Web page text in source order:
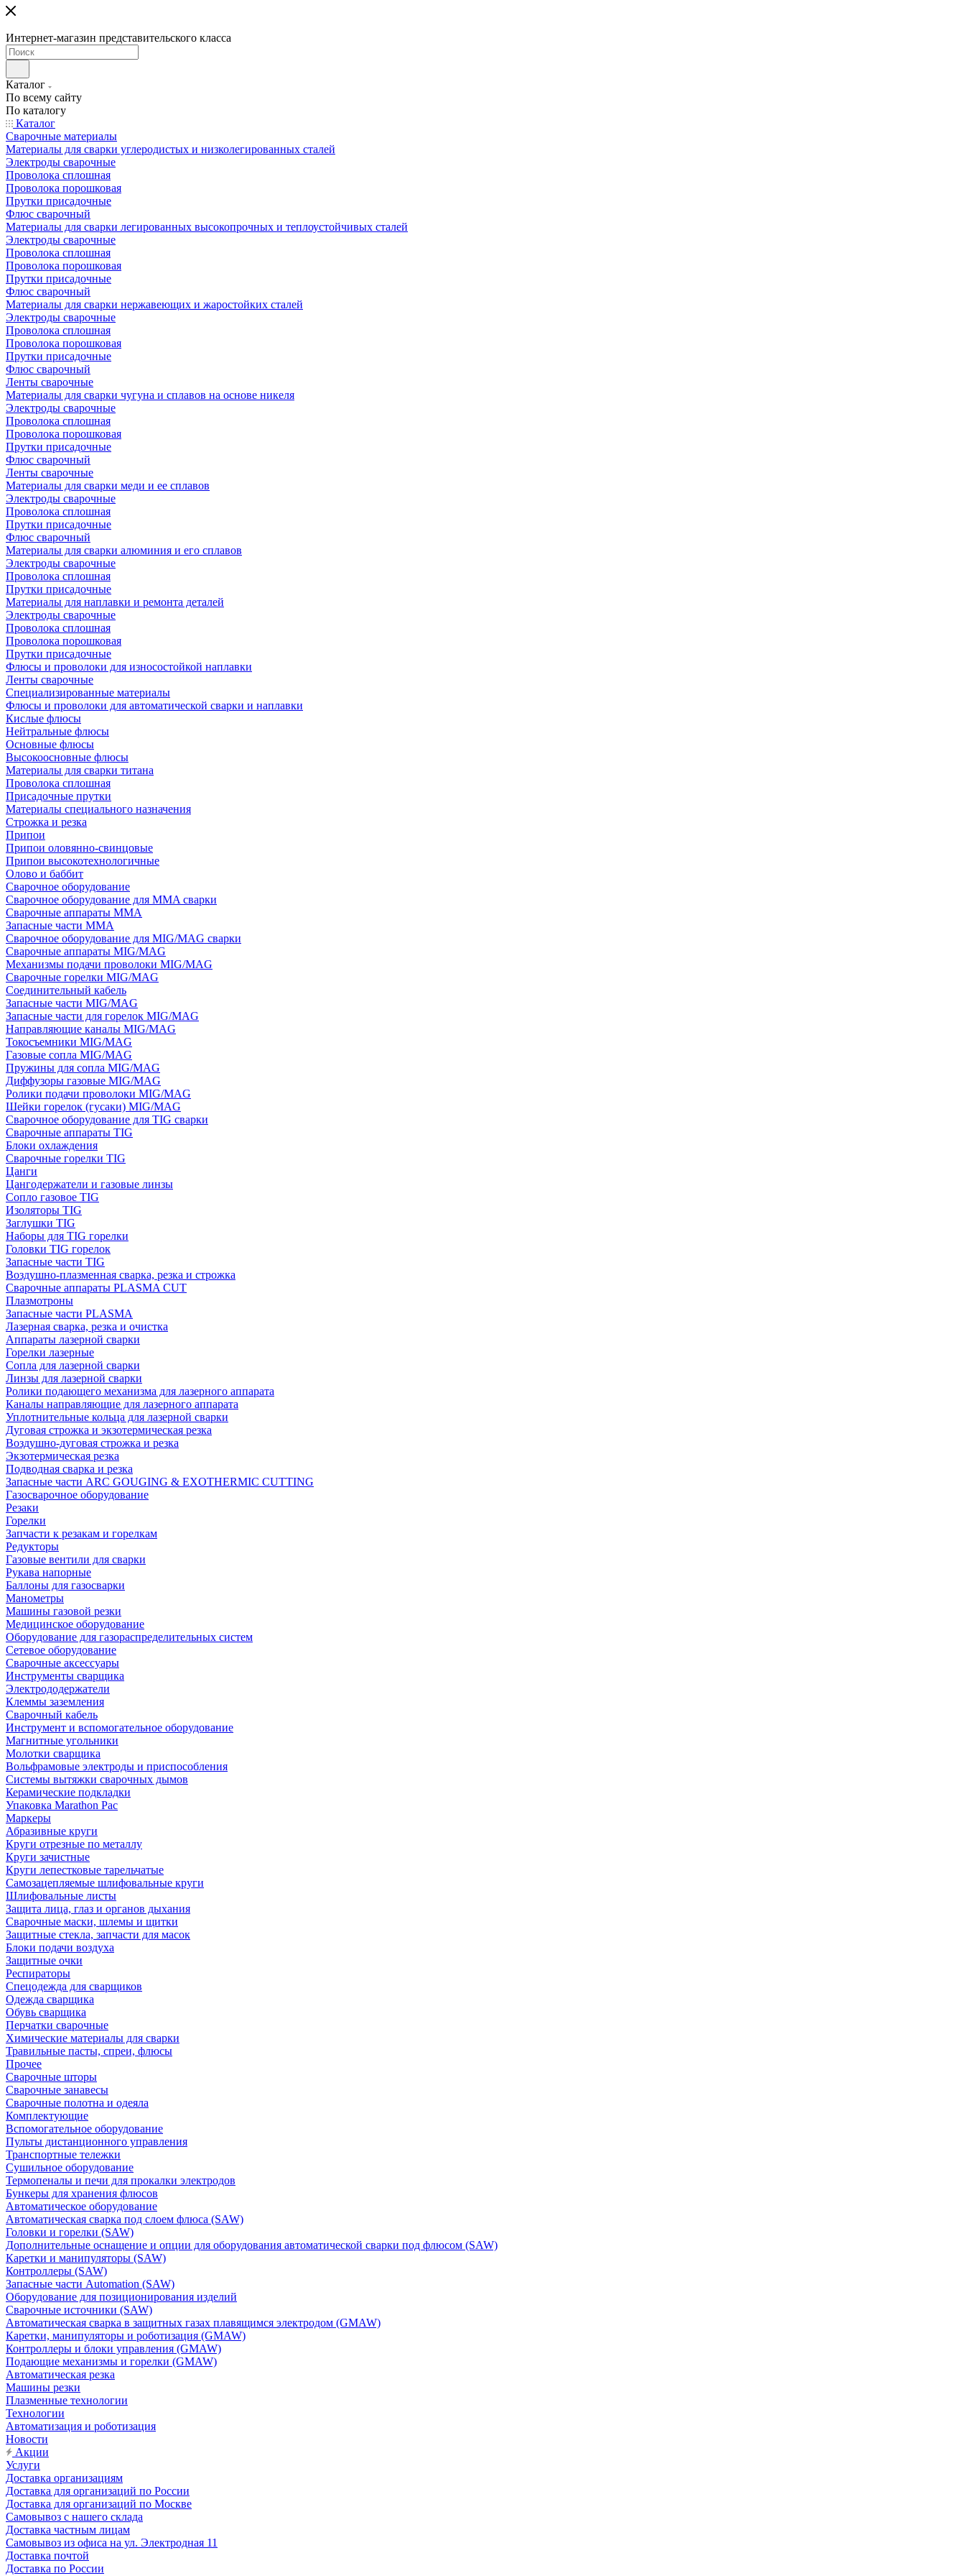
Интернет-магазин представительского класса
Каталог
По всему сайту
По каталогу
Каталог
Сварочные материалы
Материалы для сварки углеродистых и низколегированных сталей
Электроды сварочные
Проволока сплошная
Проволока порошковая
Прутки присадочные
Флюс сварочный
Материалы для сварки легированных высокопрочных и теплоустойчивых сталей
Электроды сварочные
Проволока сплошная
Проволока порошковая
Прутки присадочные
Флюс сварочный
Материалы для сварки нержавеющих и жаростойких сталей
Электроды сварочные
Проволока сплошная
Проволока порошковая
Прутки присадочные
Флюс сварочный
Ленты сварочные
Материалы для сварки чугуна и сплавов на основе никеля
Электроды сварочные
Проволока сплошная
Проволока порошковая
Прутки присадочные
Флюс сварочный
Ленты сварочные
Материалы для сварки меди и ее сплавов
Электроды сварочные
Проволока сплошная
Прутки присадочные
Флюс сварочный
Материалы для сварки алюминия и его сплавов
Электроды сварочные
Проволока сплошная
Прутки присадочные
Материалы для наплавки и ремонта деталей
Электроды сварочные
Проволока сплошная
Проволока порошковая
Прутки присадочные
Флюсы и проволоки для износостойкой наплавки
Ленты сварочные
Специализированные материалы
Флюсы и проволоки для автоматической сварки и наплавки
Кислые флюсы
Нейтральные флюсы
Основные флюсы
Высокоосновные флюсы
Материалы для сварки титана
Проволока сплошная
Присадочные прутки
Материалы специального назначения
Строжка и резка
Припои
Припои оловянно-свинцовые
Припои высокотехнологичные
Олово и баббит
Сварочное оборудование
Сварочное оборудование для MMA сварки
Сварочные аппараты MMA
Запасные части MMA
Сварочное оборудование для MIG/MAG сварки
Сварочные аппараты MIG/MAG
Механизмы подачи проволоки MIG/MAG
Сварочные горелки MIG/MAG
Соединительный кабель
Запасные части MIG/MAG
Запасные части для горелок MIG/MAG
Направляющие каналы MIG/MAG
Токосъемники MIG/MAG
Газовые сопла MIG/MAG
Пружины для сопла MIG/MAG
Диффузоры газовые MIG/MAG
Ролики подачи проволоки MIG/MAG
Шейки горелок (гусаки) MIG/MAG
Сварочное оборудование для TIG сварки
Сварочные аппараты TIG
Блоки охлаждения
Сварочные горелки TIG
Цанги
Цангодержатели и газовые линзы
Сопло газовое TIG
Изоляторы TIG
Заглушки TIG
Наборы для TIG горелки
Головки TIG горелок
Запасные части TIG
Воздушно-плазменная сварка, резка и строжка
Сварочные аппараты PLASMA CUT
Плазмотроны
Запасные части PLASMA
Лазерная сварка, резка и очистка
Аппараты лазерной сварки
Горелки лазерные
Сопла для лазерной сварки
Линзы для лазерной сварки
Ролики подающего механизма для лазерного аппарата
Каналы направляющие для лазерного аппарата
Уплотнительные кольца для лазерной сварки
Дуговая строжка и экзотермическая резка
Воздушно-дуговая строжка и резка
Экзотермическая резка
Подводная сварка и резка
Запасные части ARC GOUGING & EXOTHERMIC CUTTING
Газосварочное оборудование
Резаки
Горелки
Запчасти к резакам и горелкам
Редукторы
Газовые вентили для сварки
Рукава напорные
Баллоны для газосварки
Манометры
Машины газовой резки
Медицинское оборудование
Оборудование для газораспределительных систем
Сетевое оборудование
Сварочные аксессуары
Инструменты сварщика
Электрододержатели
Клеммы заземления
Сварочный кабель
Инструмент и вспомогательное оборудование
Магнитные угольники
Молотки сварщика
Вольфрамовые электроды и приспособления
Системы вытяжки сварочных дымов
Керамические подкладки
Упаковка Marathon Pac
Маркеры
Абразивные круги
Круги отрезные по металлу
Круги зачистные
Круги лепестковые тарельчатые
Самозацепляемые шлифовальные круги
Шлифовальные листы
Защита лица, глаз и органов дыхания
Сварочные маски, шлемы и щитки
Защитные стекла, запчасти для масок
Блоки подачи воздуха
Защитные очки
Респираторы
Спецодежда для сварщиков
Одежда сварщика
Обувь сварщика
Перчатки сварочные
Химические материалы для сварки
Травильные пасты, спреи, флюсы
Прочее
Сварочные шторы
Сварочные занавесы
Сварочные полотна и одеяла
Комплектующие
Вспомогательное оборудование
Пульты дистанционного управления
Транспортные тележки
Сушильное оборудование
Термопеналы и печи для прокалки электродов
Бункеры для хранения флюсов
Автоматическое оборудование
Автоматическая сварка под слоем флюса (SAW)
Головки и горелки (SAW)
Дополнительные оснащение и опции для оборудования автоматической сварки под флюсом (SAW)
Каретки и манипуляторы (SAW)
Контроллеры (SAW)
Запасные части Automation (SAW)
Оборудование для позиционирования изделий
Сварочные источники (SAW)
Автоматическая сварка в защитных газах плавящимся электродом (GMAW)
Каретки, манипуляторы и роботизация (GMAW)
Контроллеры и блоки управления (GMAW)
Подающие механизмы и горелки (GMAW)
Автоматическая резка
Машины резки
Плазменные технологии
Технологии
Автоматизация и роботизация
Новости
Акции
Услуги
Доставка организациям
Доставка для организаций по России
Доставка для организаций по Москве
Самовывоз с нашего склада
Доставка частным лицам
Самовывоз из офиса на ул. Электродная 11
Доставка почтой
Доставка по России